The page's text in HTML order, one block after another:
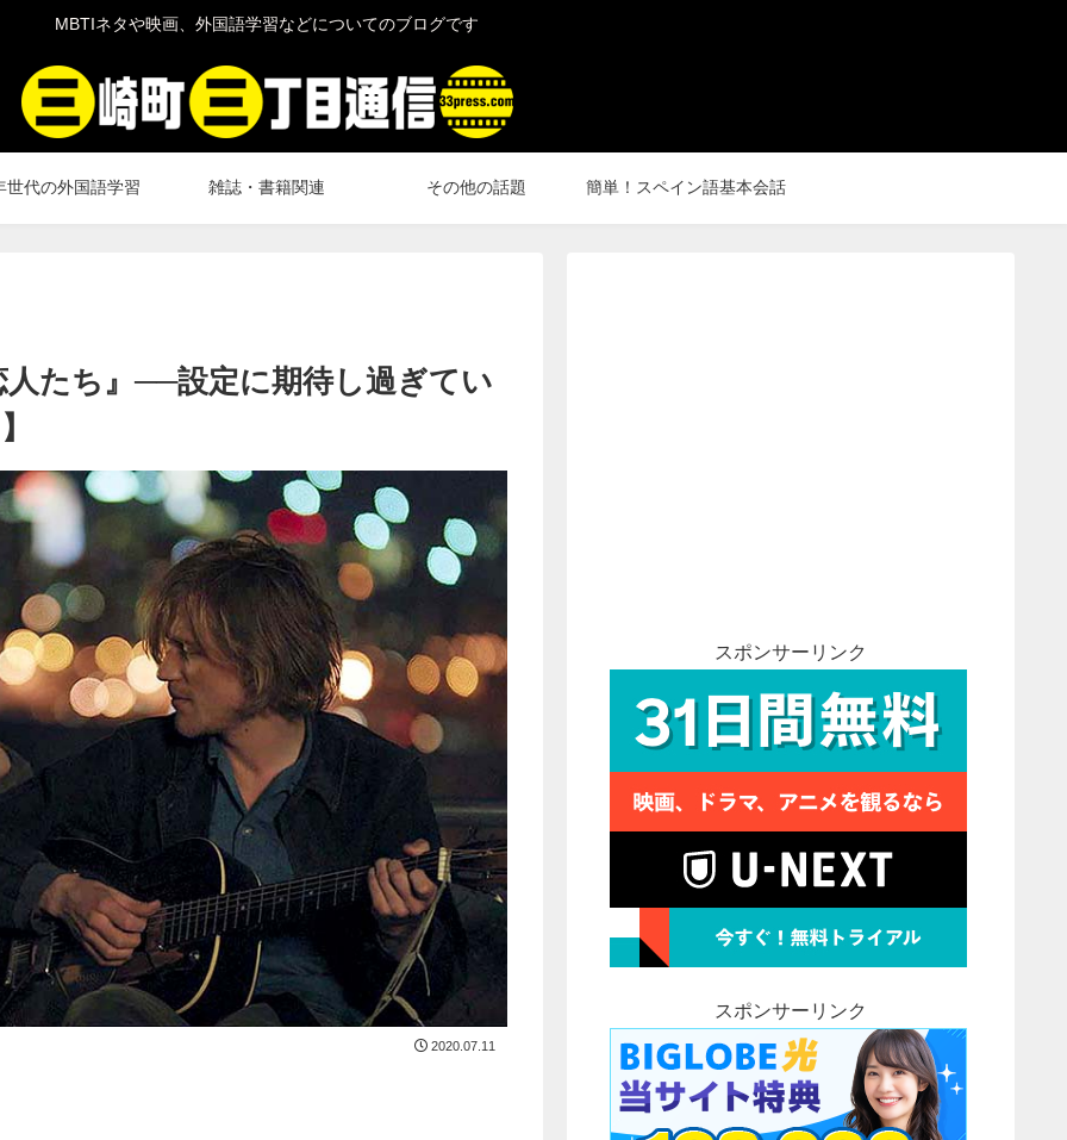
MBTIネタや映画、外国語学習などについてのブログです
世代の外国語学習 雑誌・書籍関連 その他の話題 簡単！スペイン語基本会話
たち』──設定に期待し過ぎてい
2020.07.11
スポンサーリンク
スポンサーリンク